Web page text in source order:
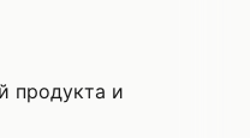
продукта и